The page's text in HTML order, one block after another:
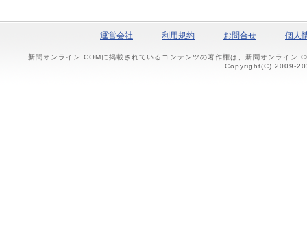
運営会社 利用規約 お問合せ 個人
新聞オンライン.COMに掲載されているコンテンツの著作権は、新聞オンライン
Copyright(C) 2009-